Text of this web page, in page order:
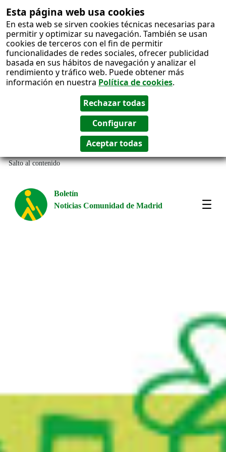
Esta página web usa cookies
En esta web se sirven cookies técnicas necesarias para
permitir y optimizar su navegación. También se usan
cookies de terceros con el fin de permitir
funcionalidades de redes sociales, ofrecer publicidad
basada en sus hábitos de navegación y analizar el
rendimiento y tráfico web. Puede obtener más
información en nuestra Política de cookies.
Salto al contenido
Boletín
Noticias Comunidad de Madrid